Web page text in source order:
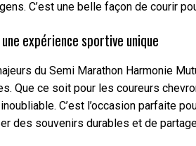
C’est une belle façon de courir
expérience sportive unique
du Semi Marathon Harmonie
Que ce soit pour les coureurs
C’est l’occasion parfaite
des souvenirs durables et de